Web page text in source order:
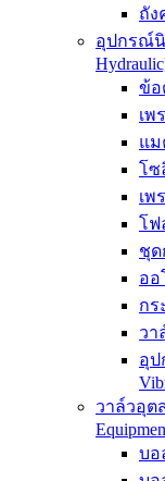
ถัง
อุปกรณ์นิ
ข้อ
เพ
แม
โซ
เพ
โฟ
ชุด
ออ
กร
วา
อุป
วาล์วอุต
บอ